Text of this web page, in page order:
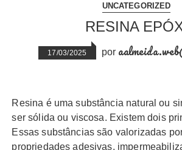
UNCATEGORIZED
RESINA
17/03/2025 por
Resina é uma substância natural ou
ser sólida ou viscosa. Existem dois
Essas substâncias são valorizadas
propriedades adesivas,